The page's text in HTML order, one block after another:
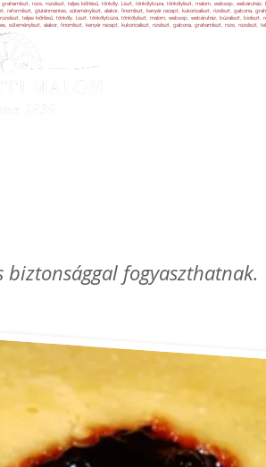
rozs, rozsliszt, teljes kiőrlésű, tönköly. Liszt, tönkölybúza, tönkölyliszt, malom, websop,
gluténmentes, süteményliszt, alakor, finomliszt, kenyér recept, kukoricaliszt, rizsliszt, gabona,
teljes kiőrlésű, tönköly. Liszt, tönkölybúza, tönkölyliszt, malom, websop, webáruház, búzaliszt, bioliszt,
alakor, finomliszt, kenyér recept, kukoricaliszt, rizsliszt, gabona, grahamliszt, rozs, rozsliszt,
fogyaszthatnak.